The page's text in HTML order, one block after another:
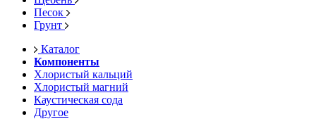
Песок
Грунт
Каталог
Компоненты
Хлористый кальций
Хлористый магний
Каустическая сода
Другое